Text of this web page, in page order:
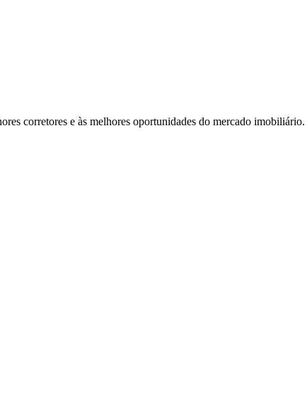
corretores e às melhores oportunidades do mercado imobiliário.